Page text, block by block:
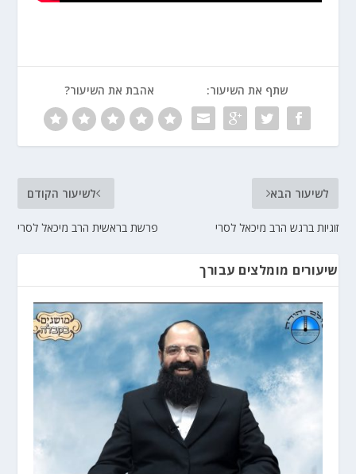
שתף את השיעור: אהבת את השיעור?
לשיעור הקודם
פרשת בראשית הרב מיכאל לסרי
לשיעור הבא
זוגיות ברגש הרב מיכאל לסרי
שיעורים מומלצים עבורך